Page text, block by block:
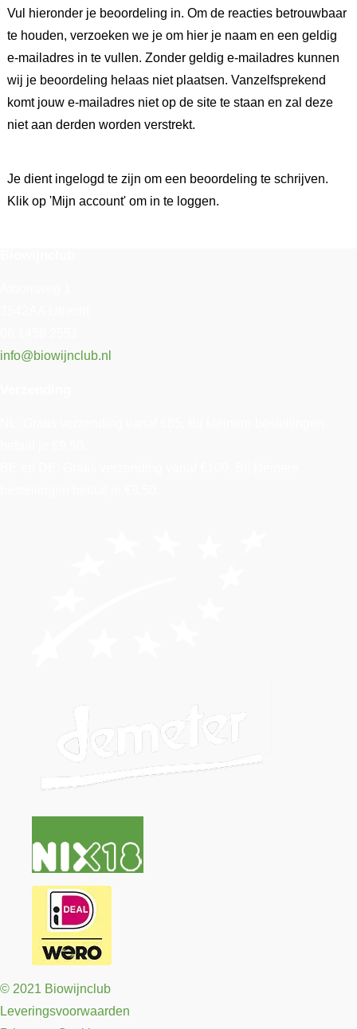
Vul hieronder je beoordeling in. Om de reacties betrouwbaar
te houden, verzoeken we je om hier je naam en een geldig
e-mailadres in te vullen. Zonder geldig e-mailadres kunnen
wij je beoordeling helaas niet plaatsen. Vanzelfsprekend
komt jouw e-mailadres niet op de site te staan en zal deze
niet aan derden worden verstrekt.
Je dient ingelogd te zijn om een beoordeling te schrijven.
Klik op 'Mijn account' om in te loggen.
info@biowijnclub.nl
© 2021 Biowijnclub
Leveringsvoorwaarden